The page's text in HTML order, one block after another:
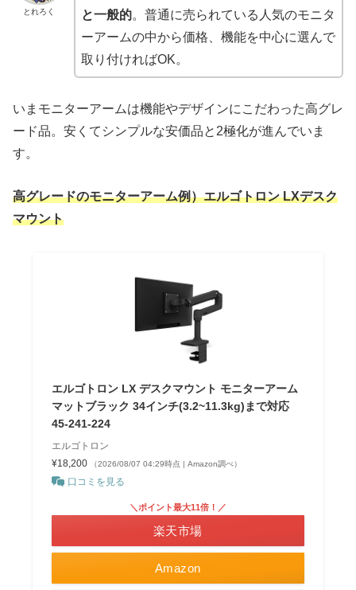
とれろく
と一般的。普通に売られている人気のモニタ
ーアームの中から価格、機能を中心に選んで
取り付ければOK。
いまモニターアームは機能やデザインにこだわった高グレ
ード品。安くてシンプルな安価品と2極化が進んでいま
す。
高グレードのモニターアーム例）エルゴトロン LXデスク
マウント
エルゴトロン LX デスクマウント モニターアーム
マットブラック 34インチ(3.2~11.3kg)まで対応
45-241-224
エルゴトロン
¥18,200
（2026/08/07 04:29時点 | Amazon調べ）
口コミを見る
Amazon
＼ポイント最大11倍！／
楽天市場